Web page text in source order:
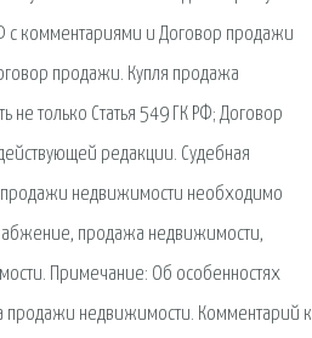
с комментариями и Договор продажи
продажи. Купля продажа
не только Статья 549 ГК РФ; Договор
редакции. Судебная
продажи недвижимости необходимо
продажа недвижимости,
Примечание: Об особенностях
продажи недвижимости. Комментарий к